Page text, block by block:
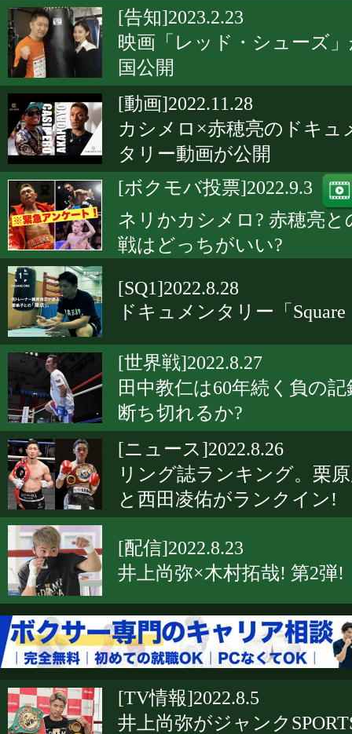
[告知]2023.2.23
映画「レッド・シューズ
国公開
[動画]2022.11.28
カシメロ×赤穂亮のドキュ
タリー動画が公開
[ボクモバ投票]2022.9.3
ネリかカシメロ? 赤穂亮と
戦はどっちがいい?
[SQ1]2022.8.28
ドキュメンタリー「Square
[世界戦]2022.8.27
田中教仁は60年続く負の記
断ち切れるか?
[ニュース]2022.8.26
リング誌ランキング。栗
と西田凌佑がランクイン!
[配信]2022.8.23
井上尚弥×木村拓哉! 第2弾!
[TV情報]2022.8.5
井上尚弥がジャンク